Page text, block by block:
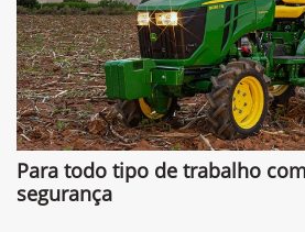
Para todo tipo de trabalho
segurança